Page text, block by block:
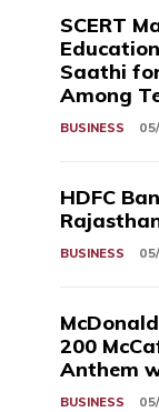
SCERT
Saathi
Among
BUSINESS
HDFC
BUSINESS
200
Anthem
BUSINESS